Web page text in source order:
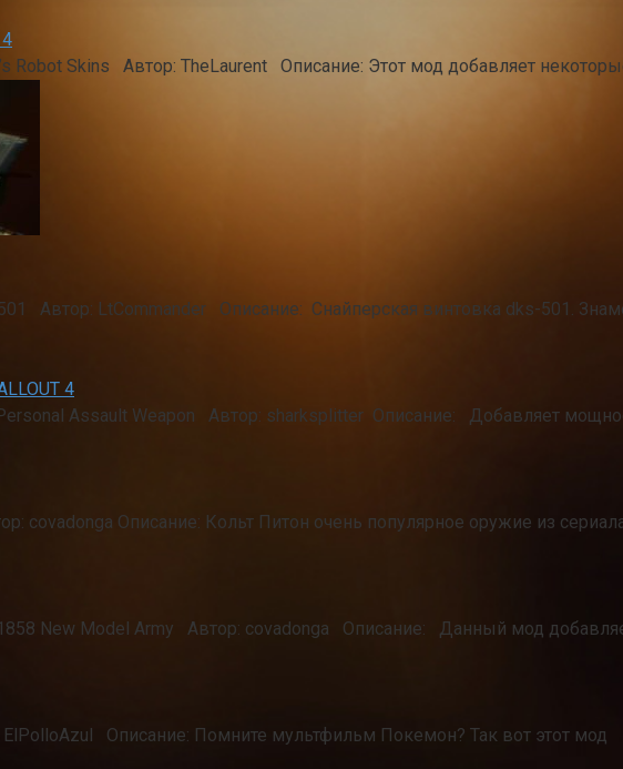
Robot Skins Автор: TheLaurent Описание: Этот мод добавляет
Автор: LtCommander Описание: Снайперская винтовка dks-501.
4
Assault Weapon Автор: sharksplitter Описание: Добавляет
covadonga Описание: Кольт Питон очень популярное оружие из
New Model Army Автор: covadonga Описание: Данный мод
ElPolloAzul Описание: Помните мультфильм Покемон? Так вот этот мод